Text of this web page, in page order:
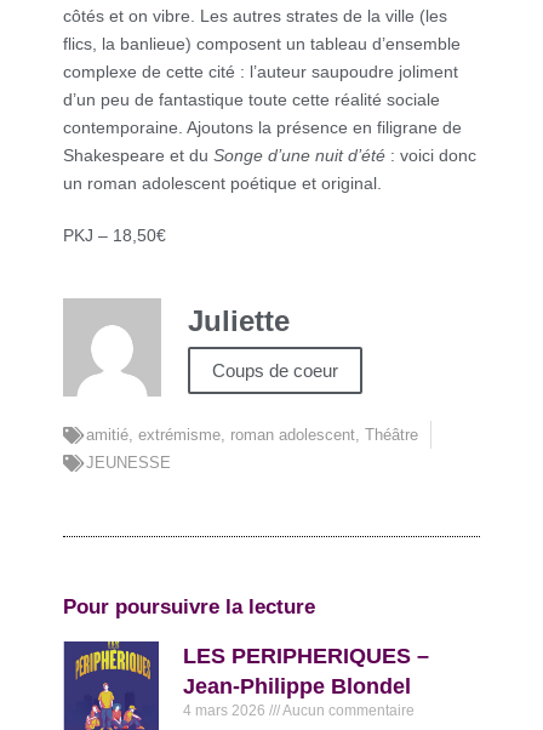
côtés et on vibre. Les autres strates de la ville (les
flics, la banlieue) composent un tableau d’ensemble
complexe de cette cité : l’auteur saupoudre joliment
d’un peu de fantastique toute cette réalité sociale
contemporaine. Ajoutons la présence en filigrane de
Shakespeare et duSonge d’une nuit d’été : voici donc
un roman adolescent poétique et original.
PKJ – 18,50€
Juliette
Coups de coeur
amitié,extrémisme, roman adolescent,Théâtre
JEUNESSE
Pour poursuivre la lecture
LES PERIPHERIQUES –
Jean-Philippe Blondel
4 mars 2026 Aucun commentaire